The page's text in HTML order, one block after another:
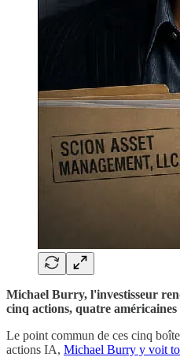
Michael Burry, l'investisseur
cinq actions, quatre
Le point commun de ces cinq
actions IA, Michael Burry y voit